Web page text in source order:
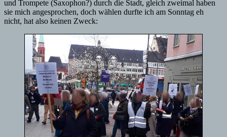
und Trompete (Saxophon?) durch die Stadt, gleich zweimal haben
sie mich angesprochen, doch wählen durfte ich am Sonntag eh
nicht, hat also keinen Zweck: